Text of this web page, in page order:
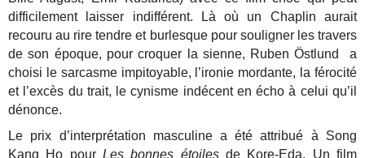
difficilement laisser indifférent. Là où un Chaplin aurait
recouru au rire tendre et burlesque pour souligner les travers
de son époque, pour croquer la sienne, Ruben Östlund a
choisi le sarcasme impitoyable, l’ironie mordante, la férocité
et l’excès du trait, le cynisme indécent en écho à celui qu’il
dénonce.
Le prix d’interprétation masculine a été attribué à Song
Kang Ho pourLes bonnes étoilesde Kore-Eda. Un film